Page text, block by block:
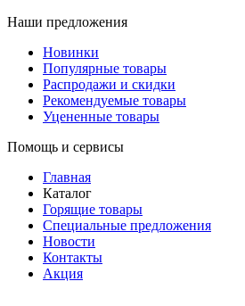
Наши предложения
Новинки
Популярные товары
Распродажи и скидки
Рекомендуемые товары
Уцененные товары
Помощь и сервисы
Главная
Каталог
Горящие товары
Специальные предложения
Новости
Контакты
Акция